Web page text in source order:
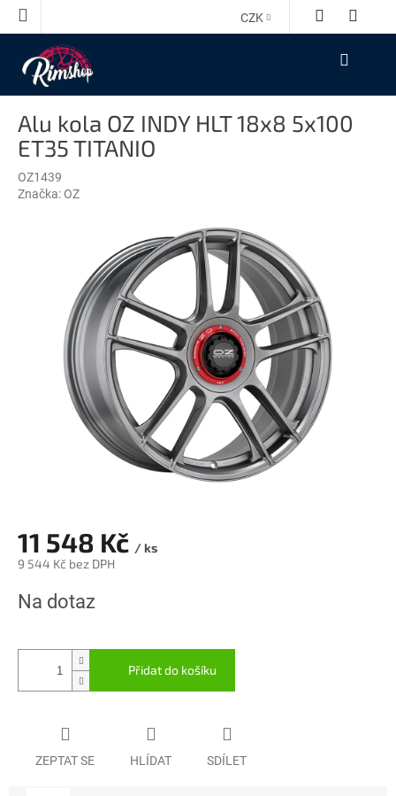
Přejít
CZK
NÁKUPNÍ
Alu kola OZ INDY HLT 18x8 5x100
ET35 TITANIO
OZ1439
Značka: OZ
11 548 Kč / ks
9 544 Kč bez DPH
cena:
Na dotaz
Přidat do košíku
ZEPTAT SE HLÍDAT SDÍLET